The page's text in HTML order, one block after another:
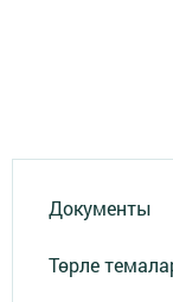
Документы
Төрле